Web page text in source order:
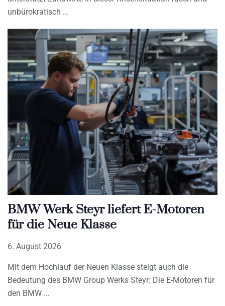
unbürokratisch
BMW Werk Steyr liefert E-Motoren
für die Neue Klasse
6. August 2026
Mit dem Hochlauf der Neuen Klasse steigt auch die
Bedeutung des BMW Group Werks Steyr: Die E-Motoren für
den BMW